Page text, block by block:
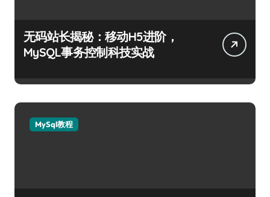
无码站长揭秘：移动H5进阶，
MySQL事务控制科技实战
MySql教程